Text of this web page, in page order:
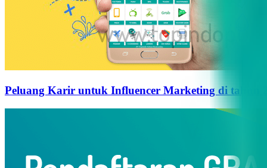
Peluang Karir untuk Influencer Marketing di tahun